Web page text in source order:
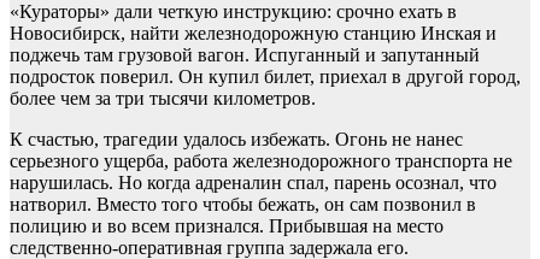
«Кураторы» дали четкую инструкцию: срочно ехать в
Новосибирск, найти железнодорожную станцию Инская и
поджечь там грузовой вагон. Испуганный и запутанный
подросток поверил. Он купил билет, приехал в другой город,
более чем за три тысячи километров.
К счастью, трагедии удалось избежать. Огонь не нанес
серьезного ущерба, работа железнодорожного транспорта не
нарушилась. Но когда адреналин спал, парень осознал, что
натворил. Вместо того чтобы бежать, он сам позвонил в
полицию и во всем признался. Прибывшая на место
следственно-оперативная группа задержала его.